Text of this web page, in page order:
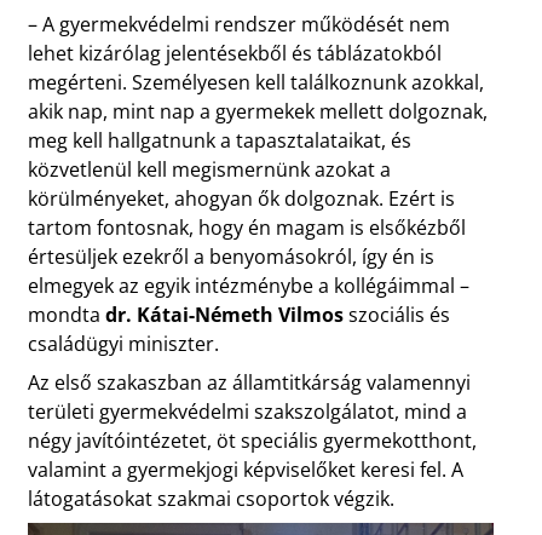
– A gyermekvédelmi rendszer működését nem
lehet kizárólag jelentésekből és táblázatokból
megérteni. Személyesen kell találkoznunk azokkal,
akik nap, mint nap a gyermekek mellett dolgoznak,
meg kell hallgatnunk a tapasztalataikat, és
közvetlenül kell megismernünk azokat a
körülményeket, ahogyan ők dolgoznak. Ezért is
tartom fontosnak, hogy én magam is elsőkézből
értesüljek ezekről a benyomásokról, így én is
elmegyek az egyik intézménybe a kollégáimmal –
mondta dr. Kátai-Németh Vilmosszociális és
családügyi miniszter.
Az első szakaszban az államtitkárság valamennyi
területi gyermekvédelmi szakszolgálatot, mind a
négy javítóintézetet, öt speciális gyermekotthont,
valamint a gyermekjogi képviselőket keresi fel. A
látogatásokat szakmai csoportok végzik.